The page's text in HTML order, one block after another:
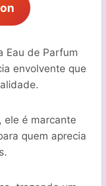
Eau de Parfum
envolvente que
ele é marcante
quem aprecia